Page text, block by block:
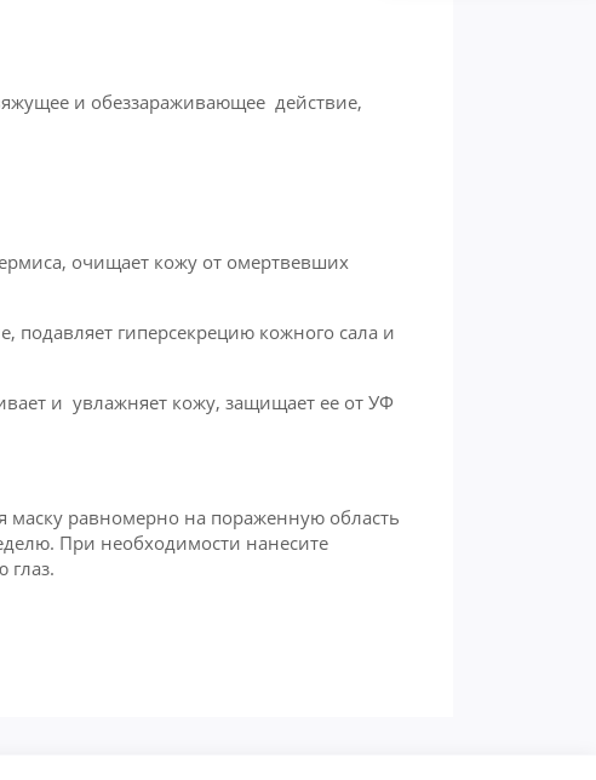
и обеззараживающее действие,
очищает кожу от омертвевших
гиперсекрецию кожного сала и
и увлажняет кожу, защищает ее от УФ
равномерно на пораженную область
При необходимости нанесите
глаз.